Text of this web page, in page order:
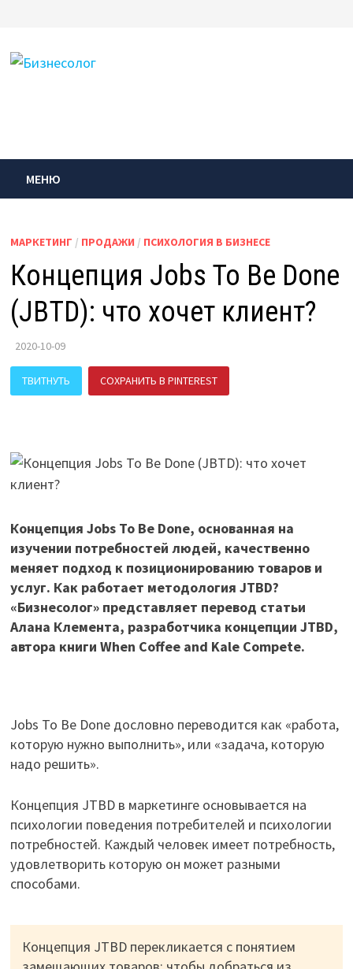
содержимому
МЕНЮ
МАРКЕТИНГ / ПРОДАЖИ / ПСИХОЛОГИЯ В БИЗНЕСЕ
Концепция Jobs To Be Done
(JBTD): что хочет клиент?
2020-10-09
ТВИТНУТЬ СОХРАНИТЬ В PINTEREST
Концепция Jobs To Be Done, основанная на
изучении потребностей людей, качественно
меняет подход к позиционированию товаров и
услуг. Как работает методология JTBD?
«Бизнесолог» представляет перевод статьи
Алана Клемента, разработчика концепции JTBD,
автора книги When Coffee and Kale Compete.
Jobs To Be Done дословно переводится как «работа,
которую нужно выполнить», или «задача, которую
надо решить».
Концепция JTBD в маркетинге основывается на
психологии поведения потребителей и психологии
потребностей. Каждый человек имеет потребность,
удовлетворить которую он может разными
способами.
Концепция JTBD перекликается с понятием